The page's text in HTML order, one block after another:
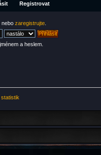
Registrovat
nebo zaregistrujte
a heslem.